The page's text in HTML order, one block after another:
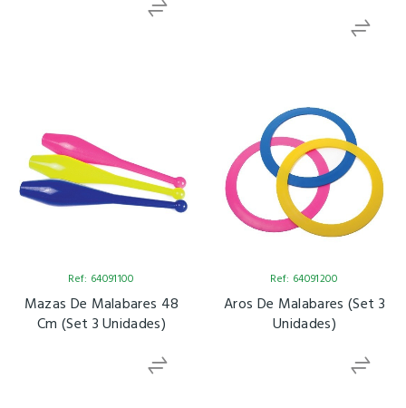
Ref: 64091100
Mazas De Malabares 48
Cm (set 3 Unidades)
Ref: 64091200
Aros De Malabares (Set 3
Unidades)